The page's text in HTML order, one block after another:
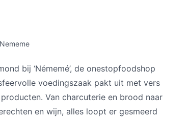
bij ‘Némemé’, de onestopfoodshop
voedingszaak pakt uit met vers
Van charcuterie en brood naar
en wijn, alles loopt er gesmeerd